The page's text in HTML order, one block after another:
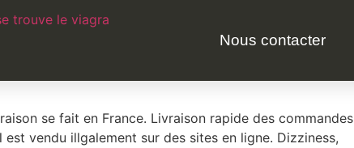
trouve le viagra
Nous contacter
se fait en France. Livraison rapide des commandes
est vendu illgalement sur des sites en ligne. Dizziness,